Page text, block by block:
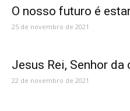
O nosso futuro é
25 de novembro de 2021
Jesus Rei, Senhor
22 de novembro de 2021